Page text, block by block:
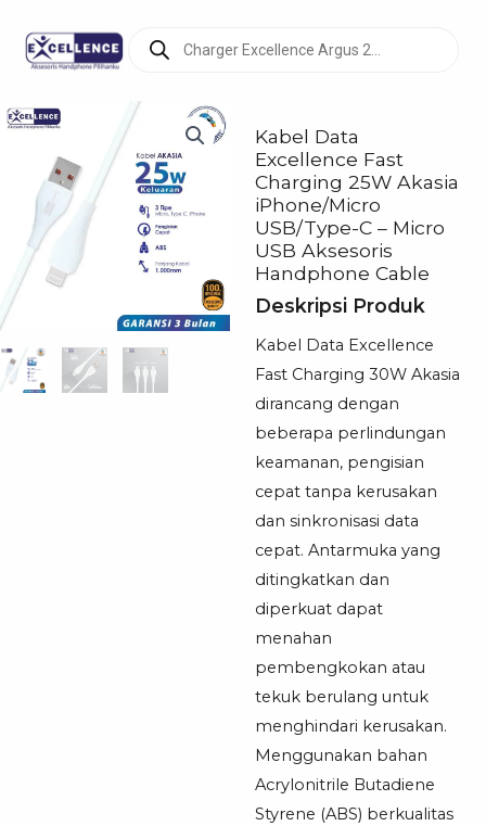
search
Kabel Data
Excellence Fast
Charging 25W Akasia
iPhone/Micro
USB/Type-C – Micro
USB Aksesoris
Handphone Cable
Deskripsi Produk
Kabel Data Excellence
Fast Charging 30W Akasia
dirancang dengan
beberapa perlindungan
keamanan, pengisian
cepat tanpa kerusakan
dan sinkronisasi data
cepat. Antarmuka yang
ditingkatkan dan
diperkuat dapat
menahan
pembengkokan atau
tekuk berulang untuk
menghindari kerusakan.
Menggunakan bahan
Acrylonitrile Butadiene
Styrene (ABS) berkualitas